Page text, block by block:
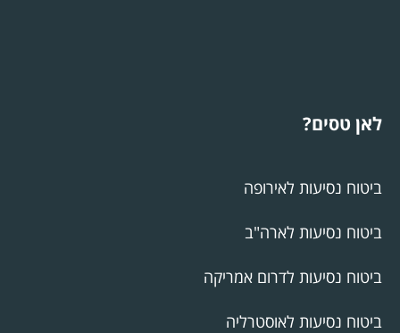
לאן טסים?
ביטוח נסיעות לאירופה
ביטוח נסיעות לארה"ב
ביטוח נסיעות לדרום אמריקה
ביטוח נסיעות לאוסטרליה